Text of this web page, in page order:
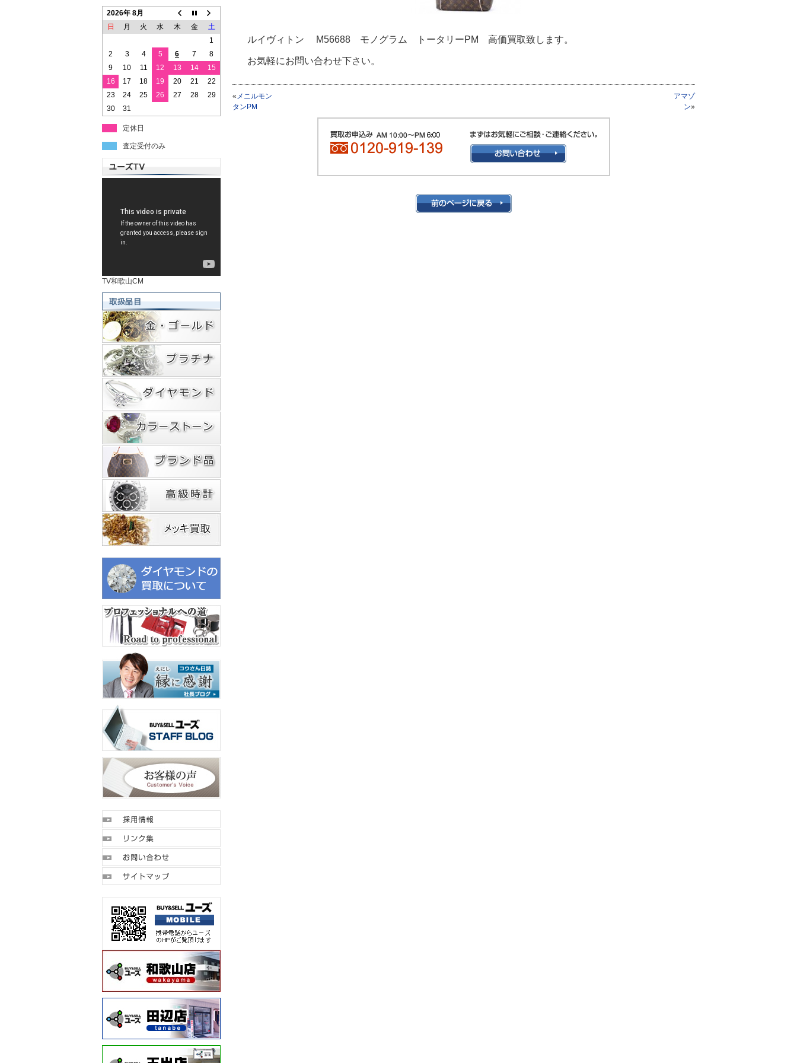
ルイヴィトン M56688 モノグラム トータリーPM 高価買取致します。
お気軽にお問い合わせ下さい。
« メニルモン
タンPM
アマゾ
ン»
2026年 8月
日
月 火 水 木 金
土
1
2
3 4 5 6 7
8
9
10 11 12 13 14
15
16
17 18 19 20 21
22
23
24 25 26 27 28
29
30
31
定休日
査定受付のみ
TV和歌山CM